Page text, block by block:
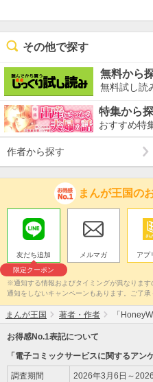
その他で探す
無料から
無料試し読
特集から
おすすめ特
作者から探す
まんが王国の
友だち追加
限定クーポン
メルマガ アプ
※通知する情報およびタイミングが異なりま
通知をしないキャンペーンもあります。ご了承
まんが王国 著者・作者 「
お得感No.1表記について
「電子コミックサービスに関するアン
調査期間 2026年3月6日～